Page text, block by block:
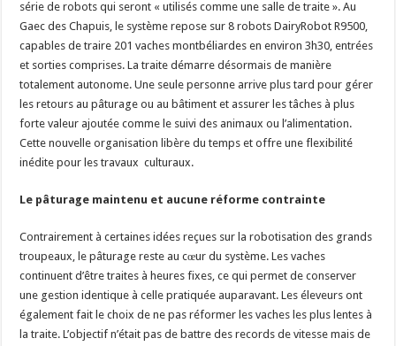
série de robots qui seront « utilisés comme une salle de traite ». Au
Gaec des Chapuis, le système repose sur 8 robots DairyRobot R9500,
capables de traire 201 vaches montbéliardes en environ 3h30, entrées
et sorties comprises. La traite démarre désormais de manière
totalement autonome. Une seule personne arrive plus tard pour gérer
les retours au pâturage ou au bâtiment et assurer les tâches à plus
forte valeur ajoutée comme le suivi des animaux ou l’alimentation.
Cette nouvelle organisation libère du temps et offre une flexibilité
inédite pour les travaux culturaux.
Le pâturage maintenu et aucune réforme contrainte
Contrairement à certaines idées reçues sur la robotisation des grands
troupeaux, le pâturage reste au cœur du système. Les vaches
continuent d’être traites à heures fixes, ce qui permet de conserver
une gestion identique à celle pratiquée auparavant. Les éleveurs ont
également fait le choix de ne pas réformer les vaches les plus lentes à
la traite. L’objectif n’était pas de battre des records de vitesse mais de